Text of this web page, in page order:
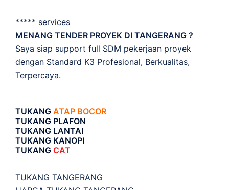
***** services
MENANG TENDER PROYEK DI TANGERANG ?
Saya siap support full SDM pekerjaan proyek
dengan Standard K3 Profesional, Berkualitas,
Terpercaya.
TUKANG ATAP BOCOR
TUKANG PLAFON
TUKANG LANTAI
TUKANG KANOPI
TUKANG CAT
TUKANG TANGERANG